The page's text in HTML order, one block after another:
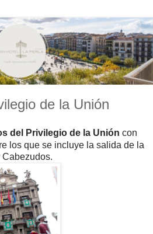
de la Unión
del Privilegio de la Unión con
los que se incluye la salida de la